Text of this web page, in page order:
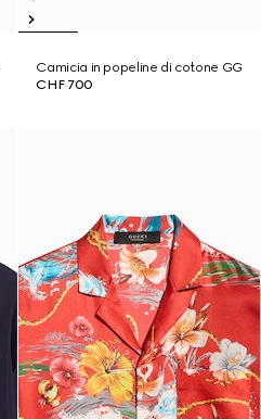
Camicia in popeline di cotone GG
CHF 700